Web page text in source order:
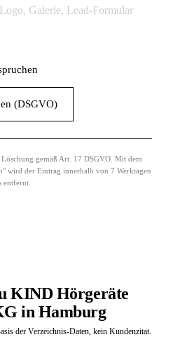
Galerie, Lead-Formular
(DSGVO)
Löschung gemäß Art. 17 DSGVO. Mit dem
wird der Eintrag innerhalb von 7 Werktagen
entfernt.
KIND Hörgeräte
in Hamburg
der Verzeichnis-Daten, kein Kundenzitat.